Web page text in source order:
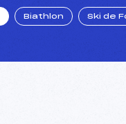
Biathlon Ski de